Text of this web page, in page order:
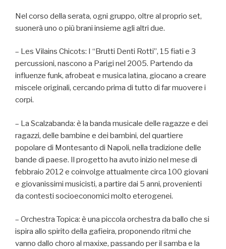
Nel corso della serata, ogni gruppo, oltre al proprio set,
suonerà uno o più brani insieme agli altri due.
– Les Vilains Chicots: I “Brutti Denti Rotti”, 15 fiati e 3
percussioni, nascono a Parigi nel 2005. Partendo da
influenze funk, afrobeat e musica latina, giocano a creare
miscele originali, cercando prima di tutto di far muovere i
corpi.
– La Scalzabanda: è la banda musicale delle ragazze e dei
ragazzi, delle bambine e dei bambini, del quartiere
popolare di Montesanto di Napoli, nella tradizione delle
bande di paese. Il progetto ha avuto inizio nel mese di
febbraio 2012 e coinvolge attualmente circa 100 giovani
e giovanissimi musicisti, a partire dai 5 anni, provenienti
da contesti socioeconomici molto eterogenei.
– Orchestra Topica: è una piccola orchestra da ballo che si
ispira allo spirito della gafieira, proponendo ritmi che
vanno dallo choro al maxixe, passando per il samba e la